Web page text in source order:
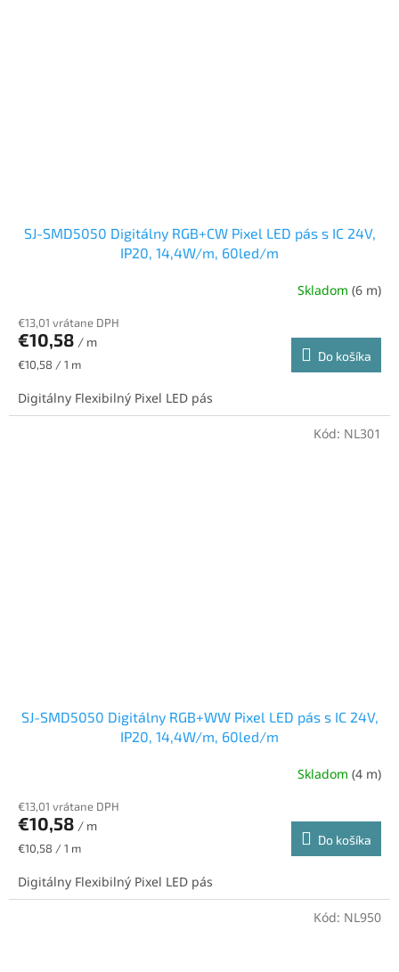
SJ-SMD5050 Digitálny RGB+CW Pixel LED pás s IC 24V,
IP20, 14,4W/m, 60led/m
Skladom (6 m)
€13,01 vrátane DPH
€10,58 / m
Jednotková
€10,58 / 1 m
Do košíka
Digitálny Flexibilný Pixel LED pás
SJ-SMD5050 Digitálny RGB+WW Pixel LED pás s IC 24V,
IP20, 14,4W/m, 60led/m
Skladom (4 m)
€13,01 vrátane DPH
€10,58 / m
Jednotková
€10,58 / 1 m
Do košíka
Digitálny Flexibilný Pixel LED pás
Kód: NL301
Kód: NL950